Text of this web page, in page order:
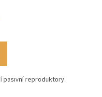
pasivní reproduktory.